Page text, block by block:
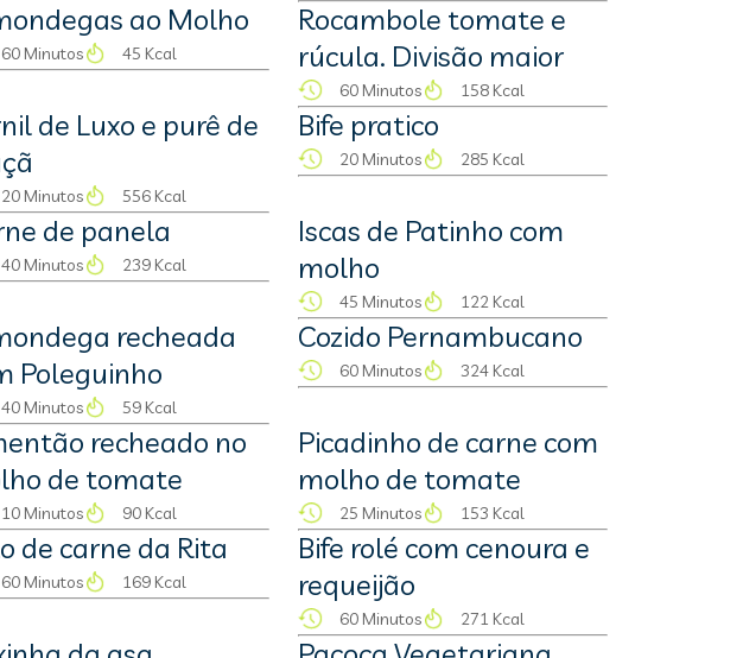
ao Molho
60 Minutos 45 Kcal
Rocambole tomate e
rúcula. Divisão maior
60 Minutos 158 Kcal
de Luxo e purê de
20 Minutos 556 Kcal
Bife pratico
20 Minutos 285 Kcal
de panela
40 Minutos 239 Kcal
Iscas de Patinho com
molho
45 Minutos 122 Kcal
recheada
Poleguinho
40 Minutos 59 Kcal
Cozido Pernambucano
60 Minutos 324 Kcal
recheado no
de tomate
10 Minutos 90 Kcal
Picadinho de carne com
molho de tomate
25 Minutos 153 Kcal
de carne da Rita
60 Minutos 169 Kcal
Bife rolé com cenoura e
requeijão
60 Minutos 271 Kcal